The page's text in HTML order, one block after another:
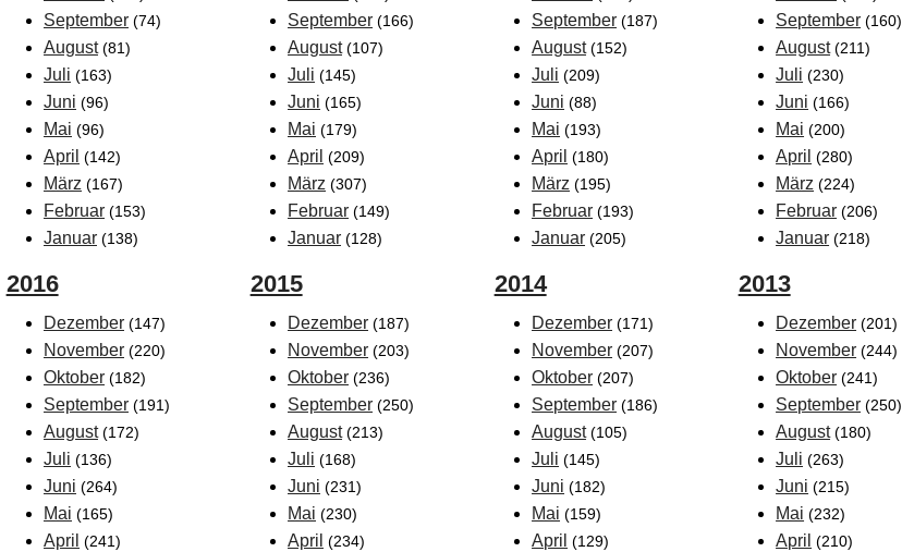
September (74)
August (81)
Juli (163)
Juni (96)
Mai (96)
April (142)
März (167)
Februar (153)
Januar (138)
September (166)
August (107)
Juli (145)
Juni (165)
Mai (179)
April (209)
März (307)
Februar (149)
Januar (128)
September (187)
August (152)
Juli (209)
Juni (88)
Mai (193)
April (180)
März (195)
Februar (193)
Januar (205)
September (160)
August (211)
Juli (230)
Juni (166)
Mai (200)
April (280)
März (224)
Februar (206)
Januar (218)
2016
Dezember (147)
November (220)
Oktober (182)
September (191)
August (172)
Juli (136)
Juni (264)
Mai (165)
April (241)
2015
Dezember (187)
November (203)
Oktober (236)
September (250)
August (213)
Juli (168)
Juni (231)
Mai (230)
April (234)
2014
Dezember (171)
November (207)
Oktober (207)
September (186)
August (105)
Juli (145)
Juni (182)
Mai (159)
April (129)
2013
Dezember (201)
November (244)
Oktober (241)
September (250)
August (180)
Juli (263)
Juni (215)
Mai (232)
April (210)